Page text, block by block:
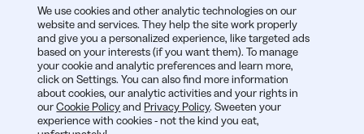
© 2026 Bitly | Handmade in New York City, Berlin, and all over
the world.
We use cookies and other analytic technologies on our
website and services. They help the site work properly
and give you a personalized experience, like targeted ads
based on your interests (if you want them). To manage
your cookie and analytic preferences and learn more,
click on Settings. You can also find more information
about cookies, our analytic activities and your rights in
ourCookie Policyand Privacy Policy. Sweeten your
experience with cookies - not the kind you eat,